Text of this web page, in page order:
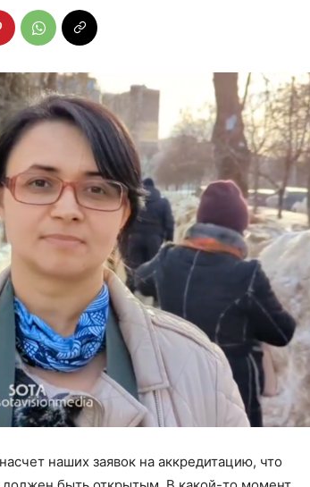
наших заявок на аккредитацию, что